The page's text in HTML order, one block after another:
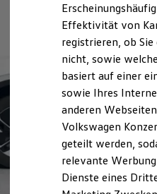
Batterie
Sicherheit
Garantie und
Nachhaltigkeit
Technologie
Kosten und Kauf
Kaufoptionen
E-Auto-
Software und
Die ID.
ID. Software
Digitale Extras
Schnittstellen
Effektivität von
registrieren, ob
nicht, sowie
basiert auf einer
sowie Ihres
anderen
Volkswagen
geteilt werden,
relevante
Dienste eines